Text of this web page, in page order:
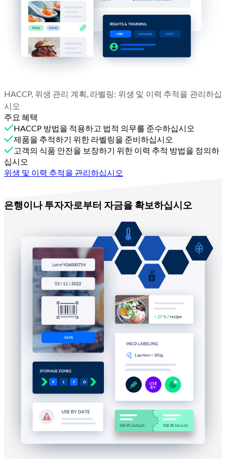
HACCP, 위생 관리 계획, 라벨링: 위생 및 이력 추적을 관리하십
시오
주요 혜택
HACCP 방법을 적용하고 법적 의무를 준수하십시오
제품을 추적하기 위한 라벨링을 준비하십시오
고객의 식품 안전을 보장하기 위한 이력 추적 방법을 정의하
십시오
위생 및 이력 추적을 관리하십시오
은행이나 투자자로부터 자금을 확보하십시오